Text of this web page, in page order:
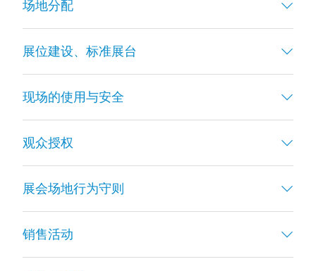
场地分配
展位建设、标准展台
现场的使用与安全
观众授权
展会场地行为守则
销售活动